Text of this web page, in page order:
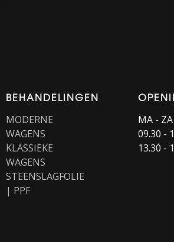
MA - ZA
09.30 -
13.30 -
BEHANDELINGEN
MODERNE
WAGENS
KLASSIEKE
WAGENS
STEENSLAGFOLIE
| PPF